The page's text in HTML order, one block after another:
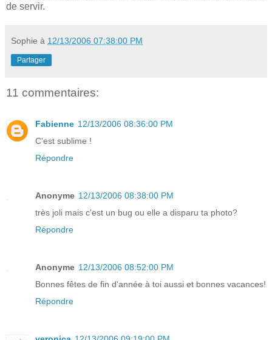
de servir.
Sophie à 12/13/2006 07:38:00 PM
Partager
11 commentaires:
Fabienne 12/13/2006 08:36:00 PM
C'est sublime !
Répondre
Anonyme 12/13/2006 08:38:00 PM
très joli mais c'est un bug ou elle a disparu ta photo?
Répondre
Anonyme 12/13/2006 08:52:00 PM
Bonnes fêtes de fin d'année à toi aussi et bonnes vacances!
Répondre